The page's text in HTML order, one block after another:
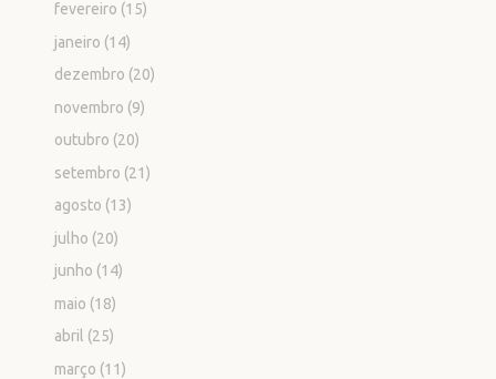
fevereiro (15)
janeiro (14)
dezembro (20)
novembro (9)
outubro (20)
setembro (21)
agosto (13)
julho (20)
junho (14)
maio (18)
abril (25)
março (11)